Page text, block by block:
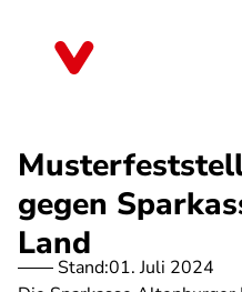
gegen
Land
Stand:01. Juli 2024